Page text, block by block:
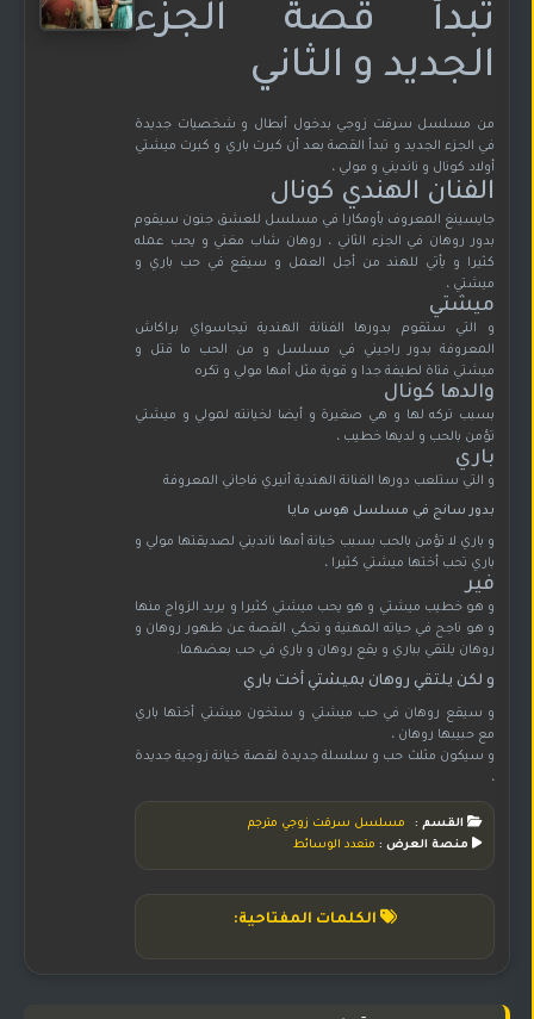
تبدأ قصة الجزء
الجديد و الثاني
من مسلسل سرقت زوجي بدخول أبطال و شخصيات جديدة
في الجزء الجديد و تبدأ القصة بعد أن كبرت باري و كبرت ميشتي
أولاد كونال و نانديني و مولي ،
الفنان الهندي كونال
جايسينغ المعروف بأومكارا في مسلسل للعشق جنون سيقوم
بدور روهان في الجزء الثاني ، روهان شاب مغني و يحب عمله
كثيرا و يأتي للهند من أجل العمل و سيقع في حب باري و
ميشتي ،
ميشتي
و التي ستقوم بدورها الفنانة الهندية تيجاسواي براكاش
المعروفة بدور راجيني في مسلسل و من الحب ما قتل و
ميشتي فتاة لطيفة جدا و قوية مثل أمها مولي و تكره
والدها كونال
بسبب تركه لها و هي صغيرة و أيضا لخيانته لمولي و ميشتي
تؤمن بالحب و لديها خطيب ،
باري
و التي ستلعب دورها الفنانة الهندية أنيري فاجاني المعروفة
بدور سانج في مسلسل هوس مايا
و باري لا تؤمن بالحب بسبب خيانة أمها نانديني لصديقتها مولي و
باري تحب أختها ميشتي كثيرا ،
فير
و هو خطيب ميشتي و هو يحب ميشتي كثيرا و يريد الزواج منها
و هو ناجح في حياته المهنية و تحكي القصة عن ظهور روهان و
روهان يلتقي بباري و يقع روهان و باري في حب بعضهما.
و لكن يلتقي روهان بميشتي أخت باري
و سيقع روهان في حب ميشتي و ستخون ميشتي أختها باري
مع حبيبها روهان ،
و سيكون مثلث حب و سلسلة جديدة لقصة خيانة زوجية جديدة
،
القسم :
مسلسل سرقت زوجي مترجم
منصة العرض : متعدد الوسائط
الكلمات المفتاحية: